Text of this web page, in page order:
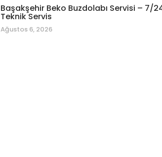
Başakşehir Beko Buzdolabı Servisi – 7/
Teknik Servis
Ağustos 6, 2026